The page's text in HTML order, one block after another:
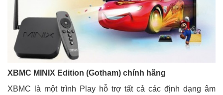
XBMC MINIX Edition (Gotham) chính hãng
XBMC là một trình Play hỗ trợ tất cả các định dạng âm